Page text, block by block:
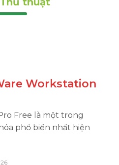
Workstation
Free là một trong
phổ biến nhất hiện